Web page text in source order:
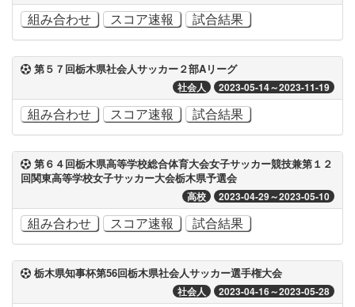
組み合わせ スコア速報 試合結果
第５７回栃木県社会人サッカー２部Aリーグ
社会人 2023-05-14～2023-11-19
組み合わせ スコア速報 試合結果
第６４回栃木県高等学校総合体育大会女子サッカー競技兼第１２
回関東高等学校女子サッカー大会栃木県予選会
高校 2023-04-29～2023-05-10
組み合わせ スコア速報 試合結果
栃木県知事杯第56回栃木県社会人サッカー選手権大会
社会人 2023-04-16～2023-05-28